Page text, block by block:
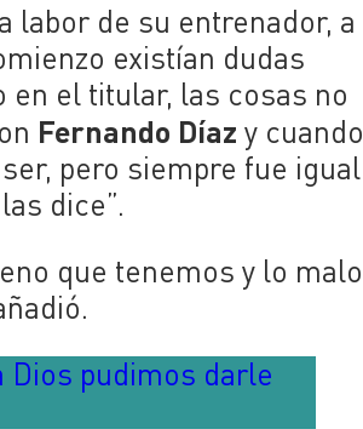
labor de su entrenador, a
existían dudas
en el titular, las cosas no
Fernando Díaz y cuando
pero siempre fue igual
dice”.
que tenemos y lo malo
Dios pudimos darle